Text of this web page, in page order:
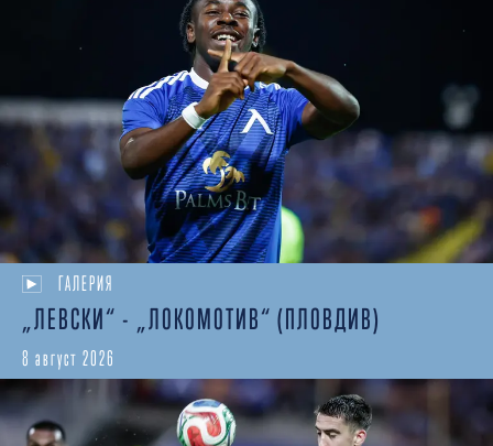
ГАЛЕРИЯ
„ЛЕВСКИ“ - „ЛОКОМОТИВ“ (ПЛОВДИВ)
8 август 2026